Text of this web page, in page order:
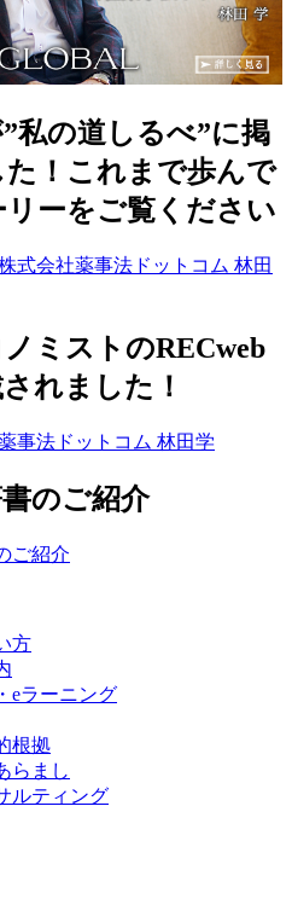
私の道しるべ”に掲
！これまで歩んで
リーをご覧ください
ミストのRECweb
れました！
のご紹介
方
eラーニング
根拠
らまし
ルティング